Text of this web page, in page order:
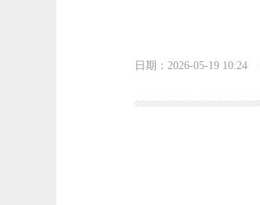
日期：2026-05-19 10:24